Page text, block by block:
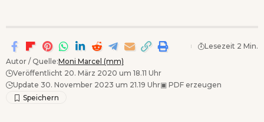
Autor / Quelle:Moni Marcel (mm)
Veröffentlicht 20. März 2020 um 18.11 Uhr
Update 30. November 2023 um 21.19 Uhr▣ PDF erzeugen
Lesezeit 2 Min.